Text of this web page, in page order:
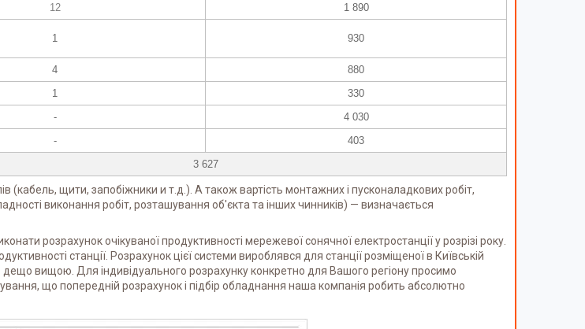
12
1 890
1 930
4
880
1
330
-
4 030
-
403
3 627
(кабель, щити, запобіжники и т.д.). А також вартість монтажних і пусконаладкових робіт,
виконання робіт, розташування об'єкта та інших чинників) — визначається
розрахунок очікуваної продуктивності мережевої сонячної електростанції у розрізі року.
станції. Розрахунок цієї системи вироблявся для станції розміщеної в Київській
дещо вищою. Для індивідуального розрахунку конкретно для Вашого регіону просимо
що попередній розрахунок і підбір обладнання наша компанія робить абсолютно